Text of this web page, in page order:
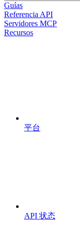
Guías
Referencia API
Servidores MCP
Recursos
平台
API 状态